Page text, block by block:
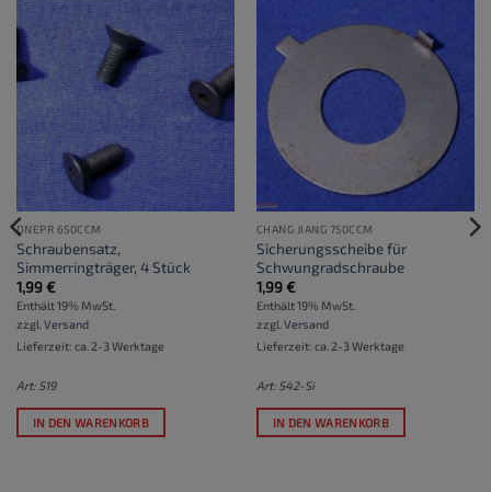
DNEPR 650CCM
Schraubensatz,
Simmerringträger, 4 Stück
1,99€
Enthält 19% MwSt.
zzgl. Versand
Lieferzeit: ca. 2-3 Werktage
Art: S19
IN DEN WARENKORB
CHANG JIANG 750CCM
Sicherungsscheibe für
Schwungradschraube
1,99€
Enthält 19% MwSt.
zzgl. Versand
Lieferzeit: ca. 2-3 Werktage
Art: S42-Si
IN DEN WARENKORB